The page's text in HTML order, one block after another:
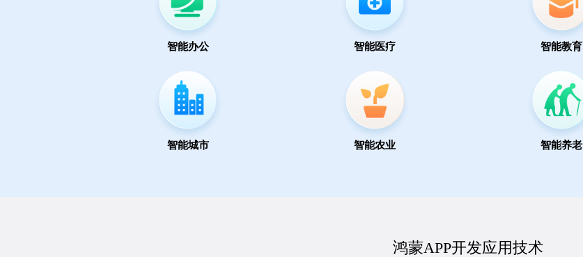
智能办公 智能医疗 智能教育
智能城市 智能农业 智能养老
鸿蒙APP开发应用技术